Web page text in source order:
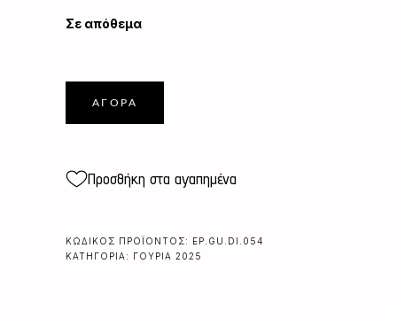
Σε απόθεμα
ΑΓΟΡΆ
Προσθήκη στα αγαπημένα
ΚΩΔΙΚΌΣ ΠΡΟΪΌΝΤΟΣ: EP.GU.DI.054
ΚΑΤΗΓΟΡΊΑ: ΓΟΎΡΙΑ 2025